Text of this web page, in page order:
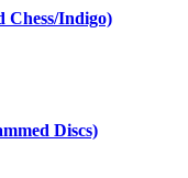
Chess/Indigo)
Discs)